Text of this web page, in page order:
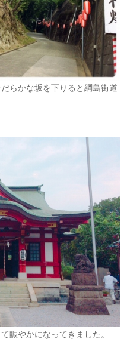
らかな坂を下りると綱島街道
賑やかになってきました。